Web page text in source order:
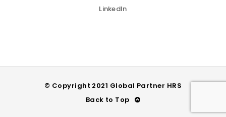
LinkedIn
© Copyright 2021 Global Partner HRS
Back to Top